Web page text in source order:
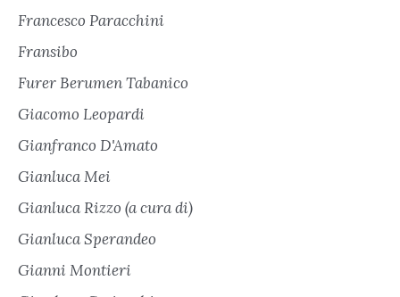
Francesco Paracchini
Fransibo
Furer Berumen Tabanico
Giacomo Leopardi
Gianfranco D'Amato
Gianluca Mei
Gianluca Rizzo (a cura di)
Gianluca Sperandeo
Gianni Montieri